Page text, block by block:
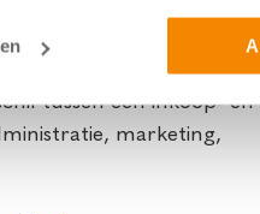
tussen een inkoop- en
marketing,